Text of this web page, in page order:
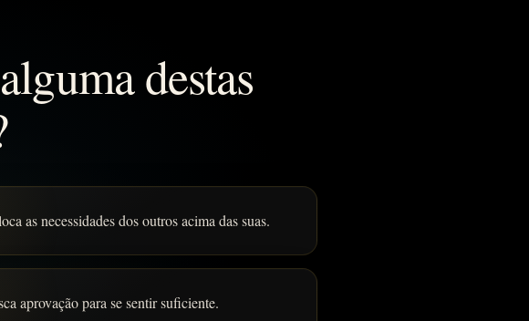
destas
as necessidades dos outros acima das suas.
aprovação para se sentir suficiente.